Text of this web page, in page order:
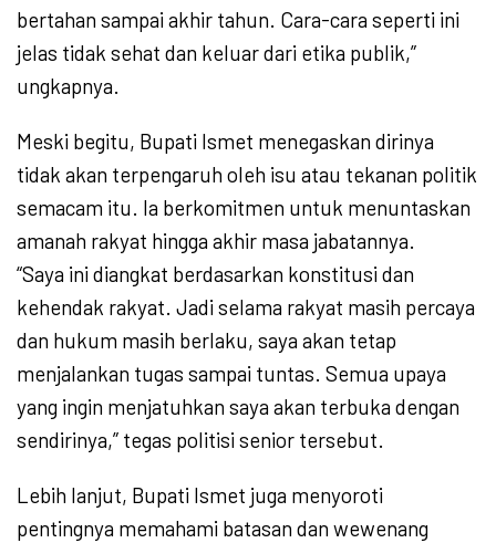
bertahan sampai akhir tahun. Cara-cara seperti ini
jelas tidak sehat dan keluar dari etika publik,”
ungkapnya.
Meski begitu, Bupati Ismet menegaskan dirinya
tidak akan terpengaruh oleh isu atau tekanan politik
semacam itu. Ia berkomitmen untuk menuntaskan
amanah rakyat hingga akhir masa jabatannya.
“Saya ini diangkat berdasarkan konstitusi dan
kehendak rakyat. Jadi selama rakyat masih percaya
dan hukum masih berlaku, saya akan tetap
menjalankan tugas sampai tuntas. Semua upaya
yang ingin menjatuhkan saya akan terbuka dengan
sendirinya,” tegas politisi senior tersebut.
Lebih lanjut, Bupati Ismet juga menyoroti
pentingnya memahami batasan dan wewenang